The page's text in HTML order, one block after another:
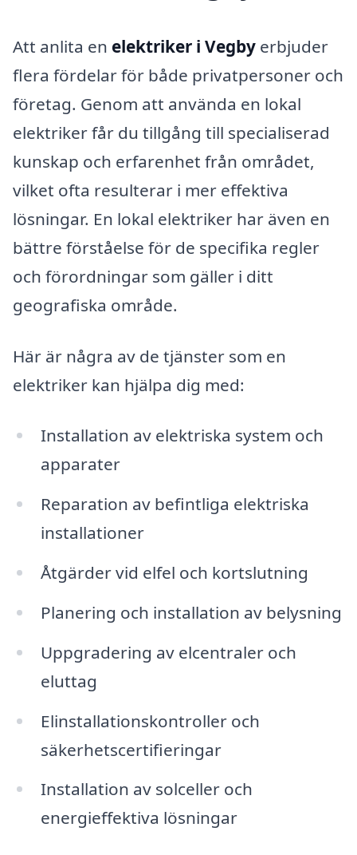
Att anlita en elektriker i Vegby erbjuder
flera fördelar för både privatpersoner och
företag. Genom att använda en lokal
elektriker får du tillgång till specialiserad
kunskap och erfarenhet från området,
vilket ofta resulterar i mer effektiva
lösningar. En lokal elektriker har även en
bättre förståelse för de specifika regler
och förordningar som gäller i ditt
geografiska område.
Här är några av de tjänster som en
elektriker kan hjälpa dig med:
Installation av elektriska system och
apparater
Reparation av befintliga elektriska
installationer
Åtgärder vid elfel och kortslutning
Planering och installation av belysning
Uppgradering av elcentraler och
eluttag
Elinstallationskontroller och
säkerhetscertifieringar
Installation av solceller och
energieffektiva lösningar